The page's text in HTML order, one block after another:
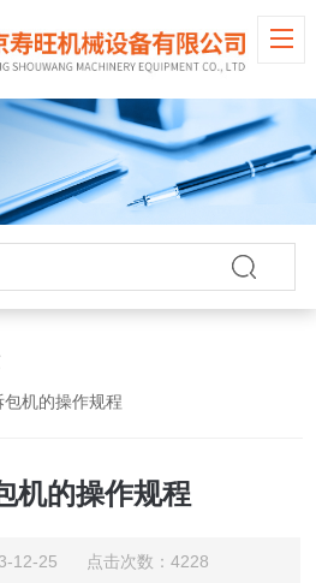
包机的操作规程
机的操作规程
12-25 点击次数：4228